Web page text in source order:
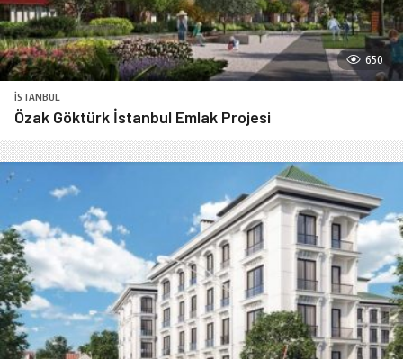
650
İSTANBUL
Özak Göktürk İstanbul Emlak Projesi